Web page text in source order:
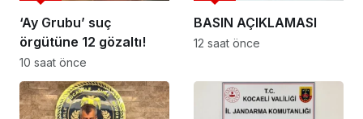
‘Ay Grubu’ suç
örgütüne 12 gözaltı!
10 saat önce
BASIN AÇIKLAMASI
12 saat önce